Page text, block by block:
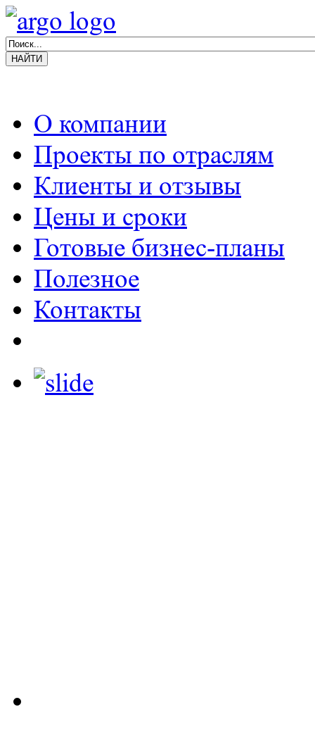
О компании
Проекты по отраслям
Клиенты и отзывы
Цены и сроки
Готовые бизнес-планы
Полезное
Контакты